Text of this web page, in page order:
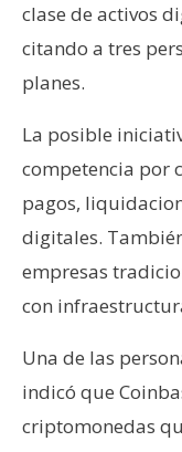
a
s
d
P
r
e
n
s
a
T
m
a
clase de activos
citando a tres
planes.
La posible
competencia por
pagos,
digitales.
empresas
con
Una de las
indicó que
criptomonedas